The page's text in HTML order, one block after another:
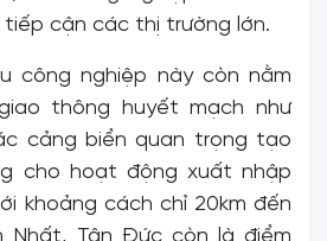
cận các thị trường lớn.
công nghiệp này còn nằm
thông huyết mạch như
cảng biển quan trọng tạo
cho hoạt động xuất nhập
khoảng cách chỉ 20km đến